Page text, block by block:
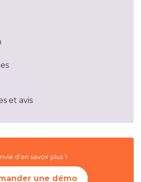
et avis
d’en savoir plus ?
une démo